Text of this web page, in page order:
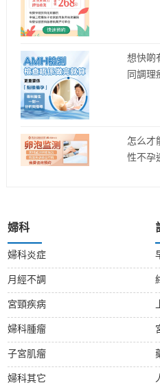
想快啲
同調理
怎么才
性不孕
婦科
婦科炎症
月經不調
宮頸疾病
婦科腫瘤
子宮肌瘤
婦科其它